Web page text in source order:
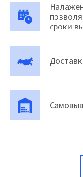
сроки